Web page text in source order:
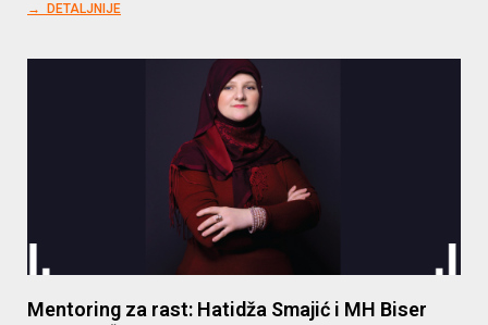
→ DETALJNIJE
Mentoring za rast: Hatidža Smajić i MH Biser